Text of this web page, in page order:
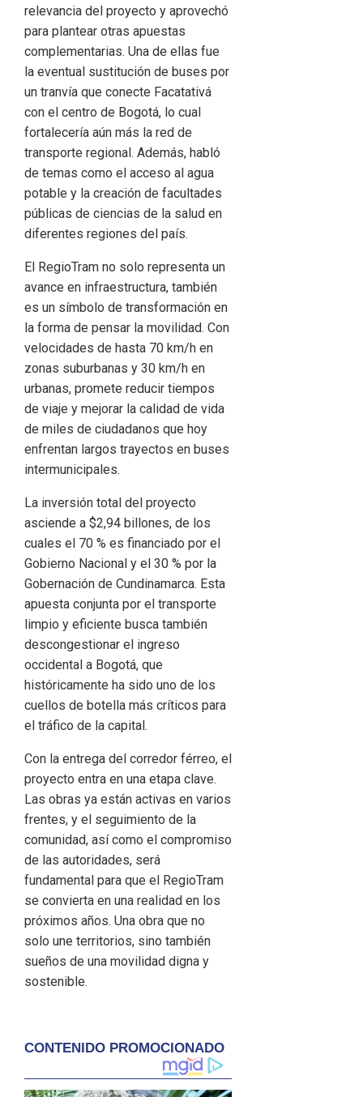
relevancia del proyecto y aprovechó
para plantear otras apuestas
complementarias. Una de ellas fue
la eventual sustitución de buses por
un tranvía que conecte Facatativá
con el centro de Bogotá, lo cual
fortalecería aún más la red de
transporte regional. Además, habló
de temas como el acceso al agua
potable y la creación de facultades
públicas de ciencias de la salud en
diferentes regiones del país.
El RegioTram no solo representa un
avance en infraestructura, también
es un símbolo de transformación en
la forma de pensar la movilidad. Con
velocidades de hasta 70 km/h en
zonas suburbanas y 30 km/h en
urbanas, promete reducir tiempos
de viaje y mejorar la calidad de vida
de miles de ciudadanos que hoy
enfrentan largos trayectos en buses
intermunicipales.
La inversión total del proyecto
asciende a $2,94 billones, de los
cuales el 70 % es financiado por el
Gobierno Nacional y el 30 % por la
Gobernación de Cundinamarca. Esta
apuesta conjunta por el transporte
limpio y eficiente busca también
descongestionar el ingreso
occidental a Bogotá, que
históricamente ha sido uno de los
cuellos de botella más críticos para
el tráfico de la capital.
Con la entrega del corredor férreo, el
proyecto entra en una etapa clave.
Las obras ya están activas en varios
frentes, y el seguimiento de la
comunidad, así como el compromiso
de las autoridades, será
fundamental para que el RegioTram
se convierta en una realidad en los
próximos años. Una obra que no
solo une territorios, sino también
sueños de una movilidad digna y
sostenible.